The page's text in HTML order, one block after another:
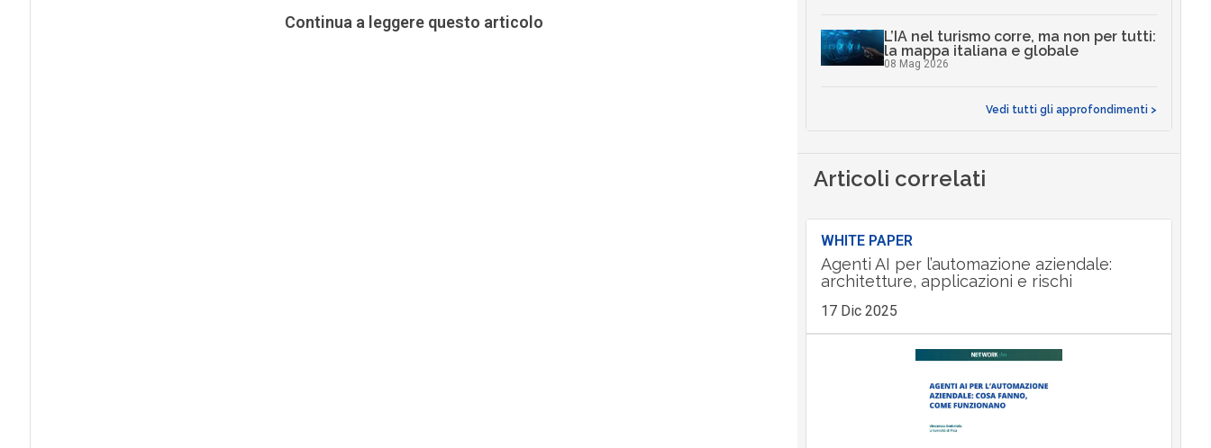
Continua a leggere questo articolo
L’IA nel turismo corre, ma non per tutti:
la mappa italiana e globale
08 Mag 2026
Vedi tutti gli approfondimenti >
Articoli correlati
WHITE PAPER
Agenti AI per l’automazione aziendale:
architetture, applicazioni e rischi
17 Dic 2025